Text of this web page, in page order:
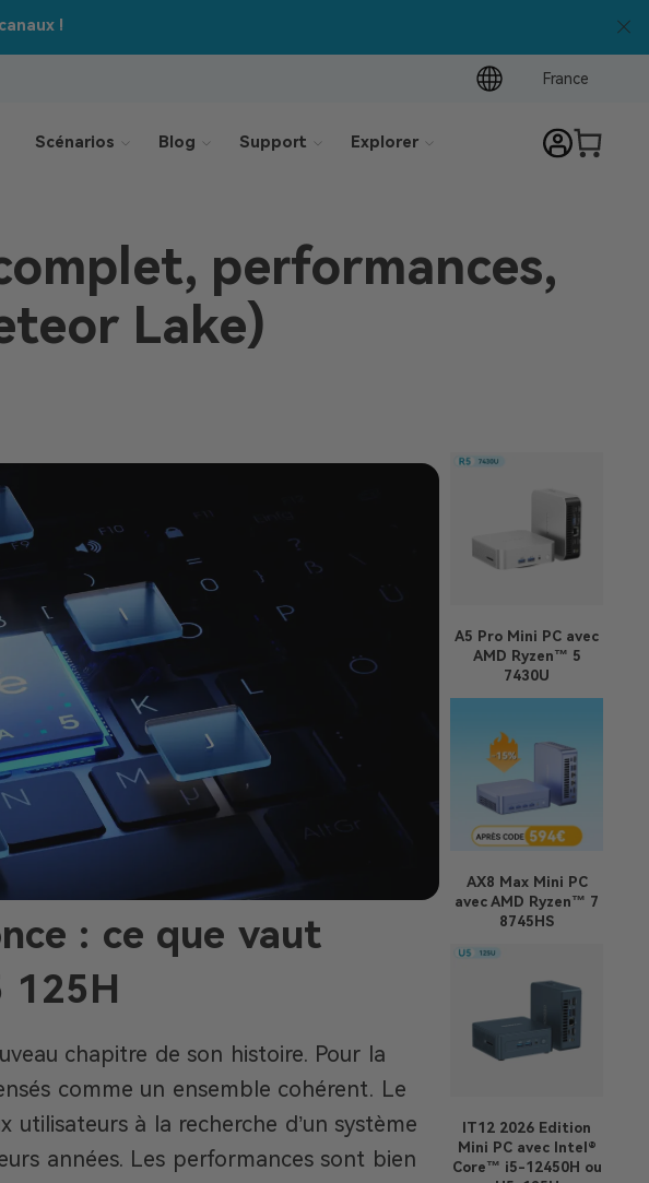
–550 €
France
Scénarios Blog Support Explorer
performances,
Lake)
: ce que vaut
125H
chapitre de son histoire. Pour la
comme un ensemble cohérent. Le
utilisateurs à la recherche d’un système
années. Les performances sont bien
A5 Pro Mini PC avec
AMD Ryzen™ 5
7430U
AX8 MaxMini PC
avec AMD Ryzen™ 7
8745HS
IT12 2026 Edition
Mini PC avec Intel®
Core™ i5-12450H ou